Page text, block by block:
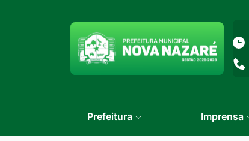
Prefeitura Imprensa